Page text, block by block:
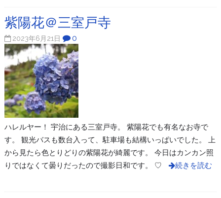
紫陽花＠三室戸寺
2023年6月21日 0
ハレルヤー！ 宇治にある三室戸寺。 紫陽花でも有名なお寺で
す。 観光バスも数台入って、駐車場も結構いっぱいでした。 上
から見たら色とりどりの紫陽花が綺麗です。 今日はカンカン照
りではなくて曇りだったので撮影日和です。 ♡
続きを読む